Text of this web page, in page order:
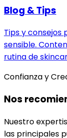
Blog & Tips
Tips y
sensible.
rutina de
Confianza y
Nos
Nuestro
las principales